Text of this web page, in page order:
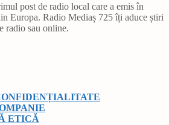
post de radio local care a emis în
Europa. Radio Mediaș 725 îți aduce știri
radio sau online.
ETICĂ